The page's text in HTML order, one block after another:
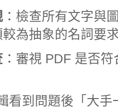
：檢查所有文字與
為抽象的名詞要
：審視 PDF 是否
看到問題後「大